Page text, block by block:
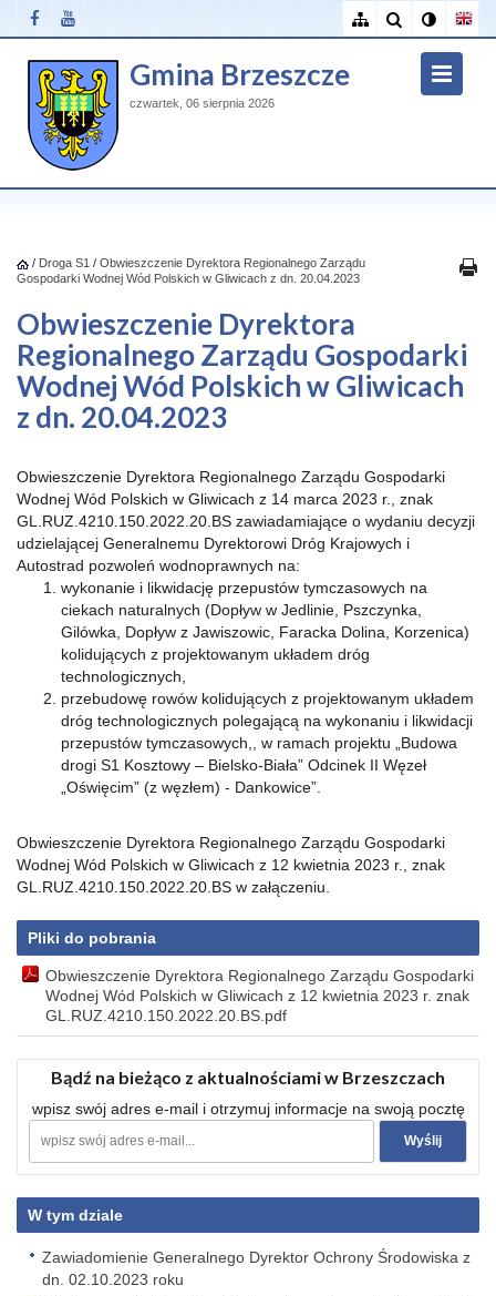
Gmina Brzeszcze
czwartek, 06 sierpnia 2026
/ Droga S1 / Obwieszczenie Dyrektora Regionalnego Zarządu
Gospodarki Wodnej Wód Polskich w Gliwicach z dn. 20.04.2023
Obwieszczenie Dyrektora
Regionalnego Zarządu Gospodarki
Wodnej Wód Polskich w Gliwicach
z dn. 20.04.2023
Obwieszczenie Dyrektora Regionalnego Zarządu Gospodarki
Wodnej Wód Polskich w Gliwicach z 14 marca 2023 r., znak
GL.RUZ.4210.150.2022.20.BS zawiadamiające o wydaniu decyzji
udzielającej Generalnemu Dyrektorowi Dróg Krajowych i
Autostrad pozwoleń wodnoprawnych na:
wykonanie i likwidację przepustów tymczasowych na
ciekach naturalnych (Dopływ w Jedlinie, Pszczynka,
Gilówka, Dopływ z Jawiszowic, Faracka Dolina, Korzenica)
kolidujących z projektowanym układem dróg
technologicznych,
przebudowę rowów kolidujących z projektowanym układem
dróg technologicznych polegającą na wykonaniu i likwidacji
przepustów tymczasowych,, w ramach projektu „Budowa
drogi S1 Kosztowy – Bielsko-Biała” Odcinek II Węzeł
„Oświęcim” (z węzłem) - Dankowice”.
Obwieszczenie Dyrektora Regionalnego Zarządu Gospodarki
Wodnej Wód Polskich w Gliwicach z 12 kwietnia 2023 r., znak
GL.RUZ.4210.150.2022.20.BS w załączeniu.
Pliki do pobrania
Obwieszczenie Dyrektora Regionalnego Zarządu Gospodarki
Wodnej Wód Polskich w Gliwicach z 12 kwietnia 2023 r. znak
GL.RUZ.4210.150.2022.20.BS.pdf
Bądź na bieżąco z aktualnościami w Brzeszczach
wpisz swój adres e-mail i otrzymuj informacje na swoją pocztę
W tym dziale
Zawiadomienie Generalnego Dyrektor Ochrony Środowiska z
dn. 02.10.2023 roku